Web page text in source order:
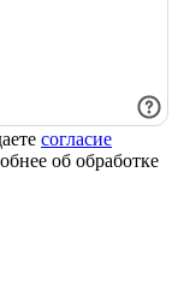
согласие
об обработке